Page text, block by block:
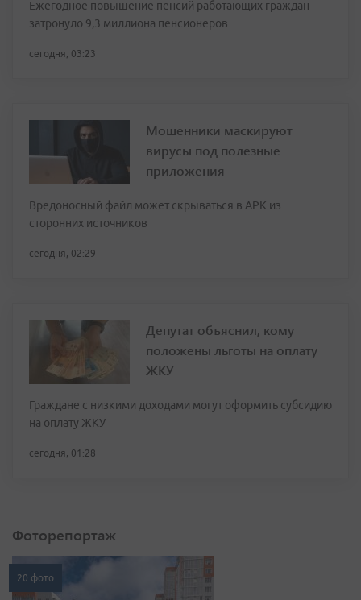
Ежегодное повышение пенсий работающих граждан
затронуло 9,3 миллиона пенсионеров
сегодня, 03:23
Мошенники маскируют
вирусы под полезные
приложения
Вредоносный файл может скрываться в APK из
сторонних источников
сегодня, 02:29
Депутат объяснил, кому
положены льготы на оплату
ЖКУ
Граждане с низкими доходами могут оформить субсидию
на оплату ЖКУ
сегодня, 01:28
Фоторепортаж
20 фото